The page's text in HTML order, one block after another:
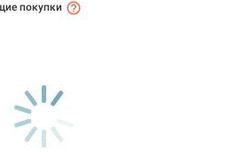
покупки